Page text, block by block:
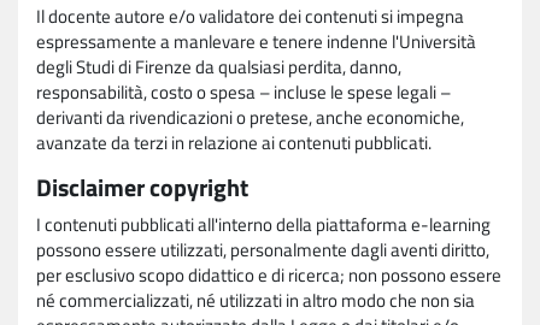
Il docente autore e/o validatore dei contenuti si impegna
espressamente a manlevare e tenere indenne l'Università
degli Studi di Firenze da qualsiasi perdita, danno,
responsabilità, costo o spesa – incluse le spese legali –
derivanti da rivendicazioni o pretese, anche economiche,
avanzate da terzi in relazione ai contenuti pubblicati.
Disclaimer copyright
I contenuti pubblicati all'interno della piattaforma e-learning
possono essere utilizzati, personalmente dagli aventi diritto,
per esclusivo scopo didattico e di ricerca; non possono essere
né commercializzati, né utilizzati in altro modo che non sia